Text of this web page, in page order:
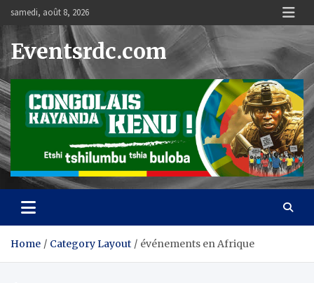
content
samedi, août 8, 2026
Eventsrdc.com
Home Category Layout événements en Afrique